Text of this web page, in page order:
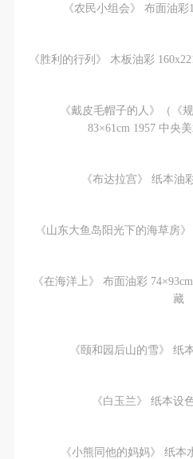
《农民小组会》 布面油彩
《胜利的行列》 木板油彩
《戴皮毛帽子的人》（《
83×61cm 1957 中央
《布达拉宫》 纸本油
《山东大鱼岛阳光下的海草房
《在海洋上》 布面油彩
藏
《颐和园后山的雪》 纸
《白玉兰》 纸本设
《小熊同他的妈妈》 纸本